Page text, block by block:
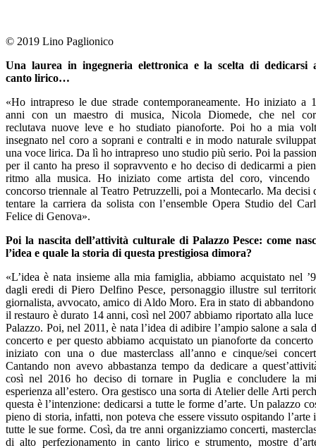
© 2019 Lino Paglionico
Una laurea in ingegneria elettronica e la scelta di dedicarsi
canto lirico…
«Ho intrapreso le due strade contemporaneamente. Ho iniziato a
anni con un maestro di musica, Nicola Diomede, che nel
reclutava nuove leve e ho studiato pianoforte. Poi ho a mia
insegnato nel coro a soprani e contralti e in modo naturale
una voce lirica. Da lì ho intrapreso uno studio più serio. Poi la
per il canto ha preso il sopravvento e ho deciso di dedicarmi a
ritmo alla musica. Ho iniziato come artista del coro, vincendo
concorso triennale al Teatro Petruzzelli, poi a Montecarlo. Ma decisi
tentare la carriera da solista con l’ensemble Opera Studio del
Felice di Genova».
Poi la nascita dell’attività culturale di Palazzo Pesce: come
l’idea e quale la storia di questa prestigiosa dimora?
«L’idea è nata insieme alla mia famiglia, abbiamo acquistato nel
dagli eredi di Piero Delfino Pesce, personaggio illustre sul
giornalista, avvocato, amico di Aldo Moro. Era in stato di abbandono
il restauro è durato 14 anni, così nel 2007 abbiamo riportato alla
Palazzo. Poi, nel 2011, è nata l’idea di adibire l’ampio salone a sala
concerto e per questo abbiamo acquistato un pianoforte da concerto
iniziato con una o due masterclass all’anno e cinque/sei
Cantando non avevo abbastanza tempo da dedicare a
così nel 2016 ho deciso di tornare in Puglia e concludere la
esperienza all’estero. Ora gestisco una sorta di Atelier delle Arti
questa è l’intenzione: dedicarsi a tutte le forme d’arte. Un palazzo
pieno di storia, infatti, non poteva che essere vissuto ospitando l’arte
tutte le sue forme. Così, da tre anni organizziamo concerti,
di alto perfezionamento in canto lirico e strumento, mostre